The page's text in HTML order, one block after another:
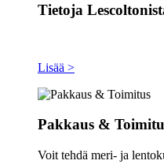
Tietoja
Lisää >
Pakkaus &
Voit tehdä meri- ja